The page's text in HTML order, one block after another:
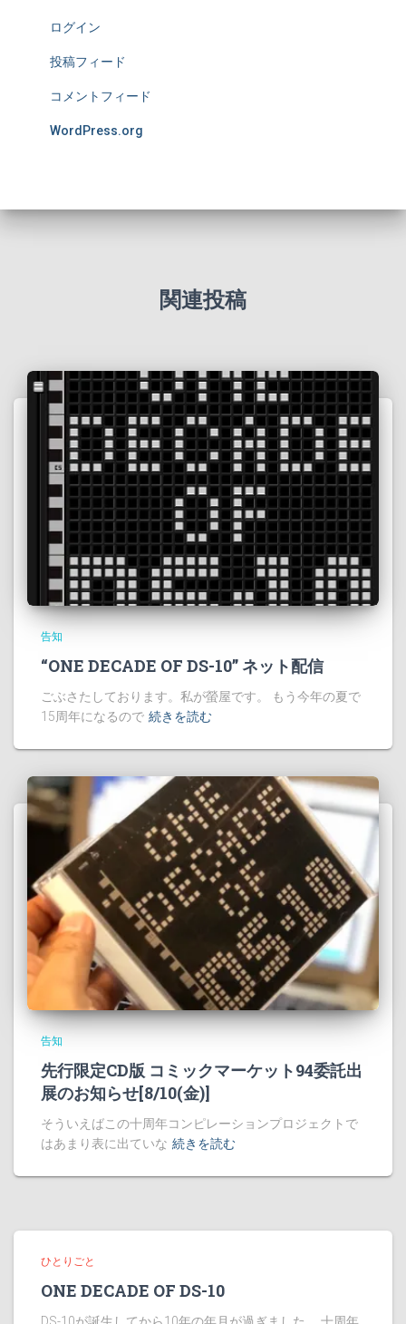
ログイン
投稿フィード
コメントフィード
WordPress.org
関連投稿
告知
“ONE DECADE OF DS-10” ネット配信
ごぶさたしております。私が螢屋です。 もう今年の夏で
15周年になるので 続きを読む
告知
先行限定CD版 コミックマーケット94委託出
展のお知らせ[8/10(金)]
そういえばこの十周年コンピレーションプロジェクトで
はあまり表に出ていな 続きを読む
ひとりごと
ONE DECADE OF DS-10